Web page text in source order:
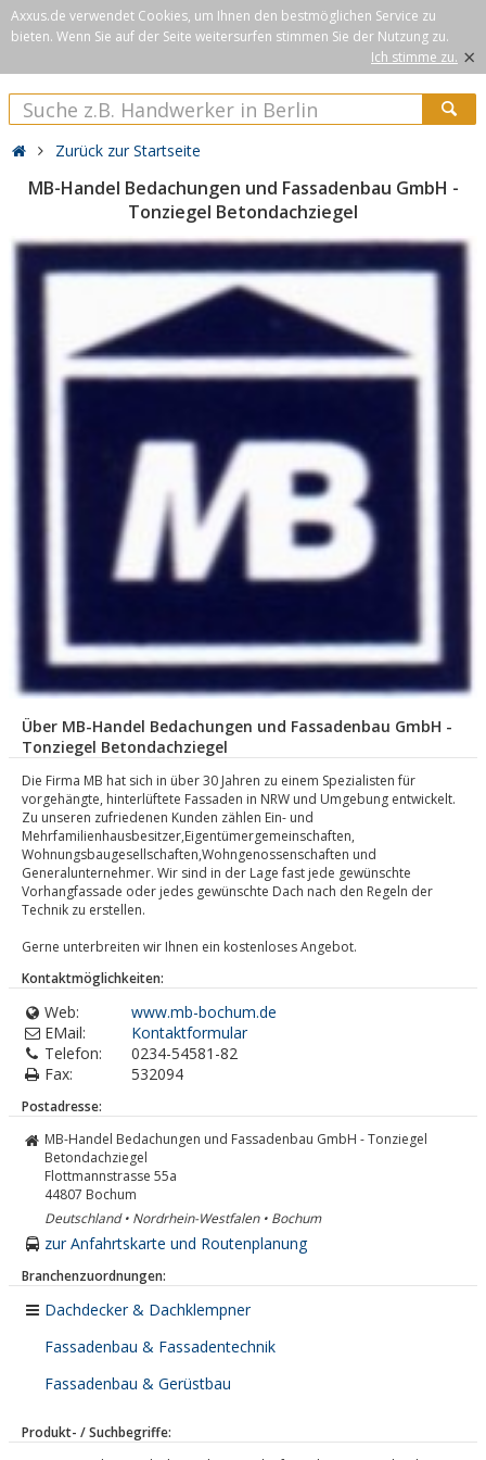
Axxus.de verwendet Cookies, um Ihnen den bestmöglichen Service zu
bieten. Wenn Sie auf der Seite weitersurfen stimmen Sie der Nutzung zu.
Ich stimme zu. ×
Zurück zur Startseite
MB-Handel Bedachungen und Fassadenbau GmbH -
Tonziegel Betondachziegel
Über MB-Handel Bedachungen und Fassadenbau GmbH -
Tonziegel Betondachziegel
Die Firma MB hat sich in über 30 Jahren zu einem Spezialisten für
vorgehängte, hinterlüftete Fassaden in NRW und Umgebung entwickelt.
Zu unseren zufriedenen Kunden zählen Ein- und
Mehrfamilienhausbesitzer,Eigentümergemeinschaften,
Wohnungsbaugesellschaften,Wohngenossenschaften und
Generalunternehmer. Wir sind in der Lage fast jede gewünschte
Vorhangfassade oder jedes gewünschte Dach nach den Regeln der
Technik zu erstellen.
Gerne unterbreiten wir Ihnen ein kostenloses Angebot.
Kontaktmöglichkeiten:
Web:
www.mb-bochum.de
EMail:
Kontaktformular
Telefon:
0234-54581-82
Fax:
532094
Postadresse:
MB-Handel Bedachungen und Fassadenbau GmbH - Tonziegel
Betondachziegel
Flottmannstrasse 55a
44807 Bochum
Deutschland • Nordrhein-Westfalen • Bochum
zur Anfahrtskarte und Routenplanung
Branchenzuordnungen:
Dachdecker & Dachklempner
Fassadenbau & Fassadentechnik
Fassadenbau & Gerüstbau
Produkt- / Suchbegriffe: